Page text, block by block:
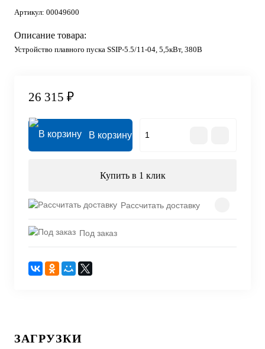
Артикул: 00049600
Описание товара:
Устройство плавного пуска SSIP-5.5/11-04, 5,5кВт, 380В
26 315 ₽
В корзину
Купить в 1 клик
Рассчитать доставку
Под заказ
ЗАГРУЗКИ